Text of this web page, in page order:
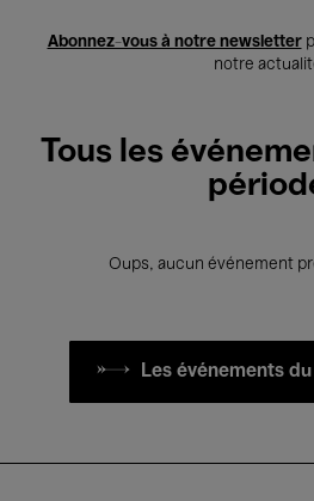
Abonnez-vous à notre newsletter
notre
Tous les
Oups, aucun événement
Les événements